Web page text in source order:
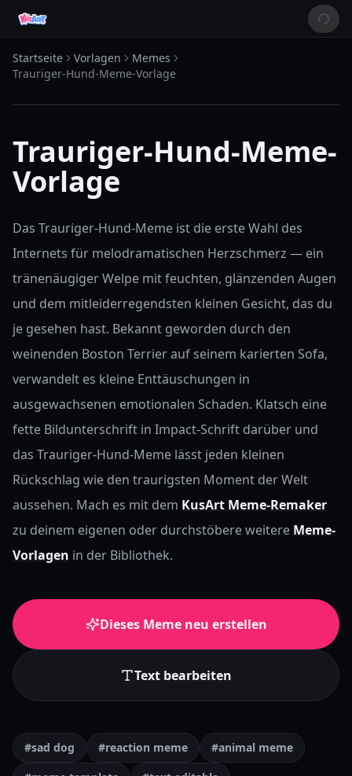
Startseite Vorlagen
Memes
Trauriger-Hund-Meme-Vorlage
Trauriger-Hund-Meme-
Vorlage
Das Trauriger-Hund-Meme ist die erste Wahl des
Internets für melodramatischen Herzschmerz — ein
tränenäugiger Welpe mit feuchten, glänzenden Augen
und dem mitleiderregendsten kleinen Gesicht, das du
je gesehen hast. Bekannt geworden durch den
weinenden Boston Terrier auf seinem karierten Sofa,
verwandelt es kleine Enttäuschungen in
ausgewachsenen emotionalen Schaden. Klatsch eine
fette Bildunterschrift in Impact-Schrift darüber und
das Trauriger-Hund-Meme lässt jeden kleinen
Rückschlag wie den traurigsten Moment der Welt
aussehen. Mach es mit dem KusArt Meme-Remaker
zu deinem eigenen oder durchstöbere weitere Meme-
Vorlagen in der Bibliothek.
Dieses Meme neu erstellen
Text bearbeiten
#sad dog #reaction meme
#animal meme